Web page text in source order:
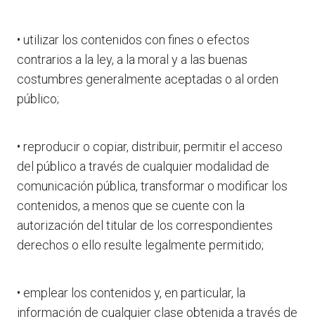
• utilizar los contenidos con fines o efectos
contrarios a la ley, a la moral y a las buenas
costumbres generalmente aceptadas o al orden
público;
• reproducir o copiar, distribuir, permitir el acceso
del público a través de cualquier modalidad de
comunicación pública, transformar o modificar los
contenidos, a menos que se cuente con la
autorización del titular de los correspondientes
derechos o ello resulte legalmente permitido;
• emplear los contenidos y, en particular, la
información de cualquier clase obtenida a través de